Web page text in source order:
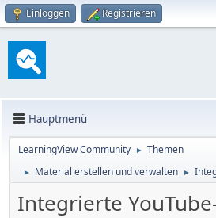
Einloggen Registrieren
Hauptmenü
LearningView Community ► Themen
► Material erstellen und verwalten ►
Integrierte